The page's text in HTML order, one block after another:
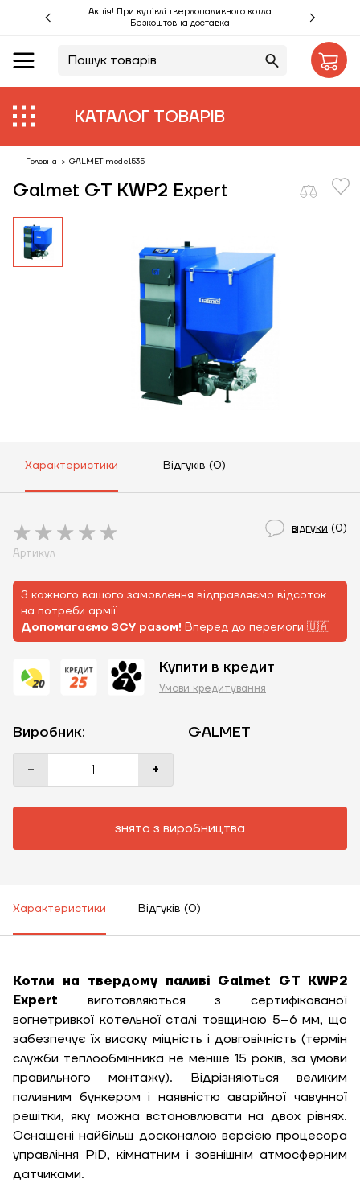
Акція! При купівлі твердопаливного котла
Безкоштовна доставка
КАТАЛОГ ТОВАРІВ
Акції %
Виробники
Об'єкти
Монтаж
Клієнтам
Головна > GALMET model535
Galmet GT KWP2 Expert
Характеристики Відгуків (0)
відгуки (0)
Артикул
З кожного вашого замовлення відправляємо відсоток
на потреби армії.
Допомагаємо ЗСУ разом! Вперед до перемоги 🇺🇦
Купити в кредит
Умови кредитування
Виробник:
GALMET
-
+
знято з виробництва
Характеристики Відгуків (0)
Котли на твердому паливі Galmet GT KWP2
Expert виготовляються з сертифікованої
вогнетривкої котельної сталі товщиною 5–6 мм, що
забезпечує їх високу міцність і довговічність (термін
служби теплообмінника не менше 15 років, за умови
правильного монтажу). Відрізняються великим
паливним бункером і наявністю аварійної чавунної
решітки, яку можна встановлювати на двох рівнях.
Оснащені найбільш досконалою версією процесора
управління PiD, кімнатним і зовнішнім атмосферним
датчиками.
Замовити
Зворотній дзвінок
ЗАМОВИТИ ПОСЛУГУ МОНТАЖУ
Кошик